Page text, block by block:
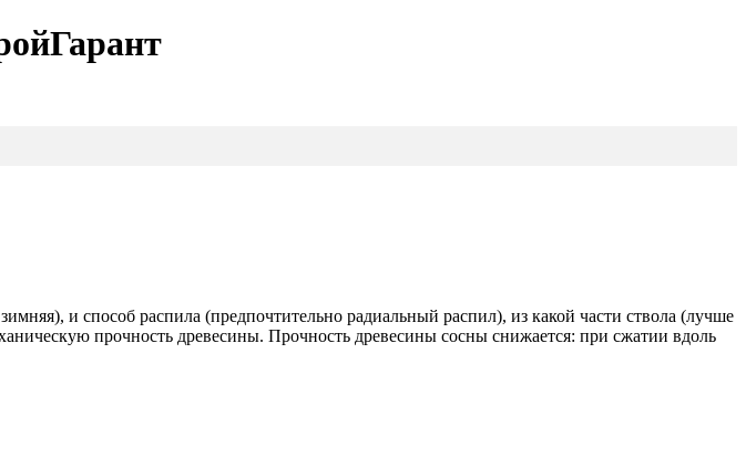
и способ распила (предпочтительно радиальный распил), из какой части ствола (лучше
прочность древесины. Прочность древесины сосны снижается: при сжатии вдоль